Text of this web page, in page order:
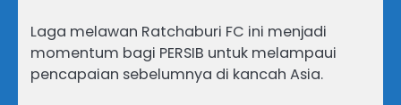
Laga melawan Ratchaburi FC ini menjadi
momentum bagi PERSIB untuk melampaui
pencapaian sebelumnya di kancah Asia.